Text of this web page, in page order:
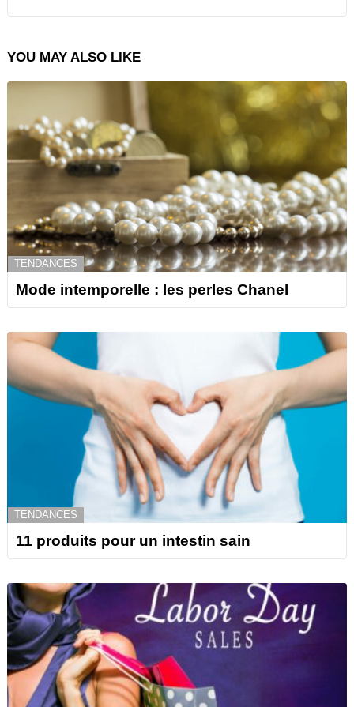
YOU MAY ALSO LIKE
TENDANCES
Mode intemporelle : les perles Chanel
TENDANCES
11 produits pour un intestin sain